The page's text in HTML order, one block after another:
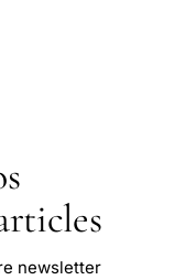
newsletter